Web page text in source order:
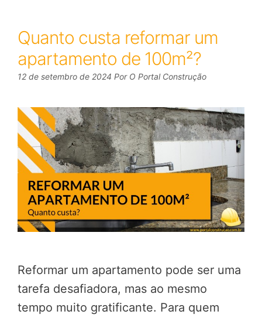
Quanto custa reformar um
apartamento de 100m²?
12 de setembro de 2024 Por O Portal Construção
Reformar um apartamento pode ser uma
tarefa desafiadora, mas ao mesmo
tempo muito gratificante. Para quem